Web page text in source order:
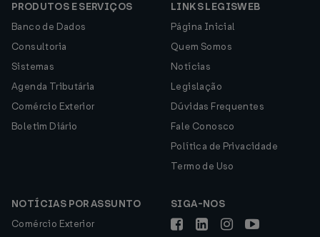
PRODUTOS E SERVIÇOS
Banco de Dados
Consultoria
Sistemas
Agenda Tributária
Comércio Exterior
Boletim Diário
LINKS LEGISWEB
Página Inicial
Quem Somos
Notícias
Legislação
Dúvidas Frequentes
Fale Conosco
Política de Privacidade
Termo de Uso
NOTÍCIAS POR ASSUNTO
Comércio Exterior
SIGA-NOS